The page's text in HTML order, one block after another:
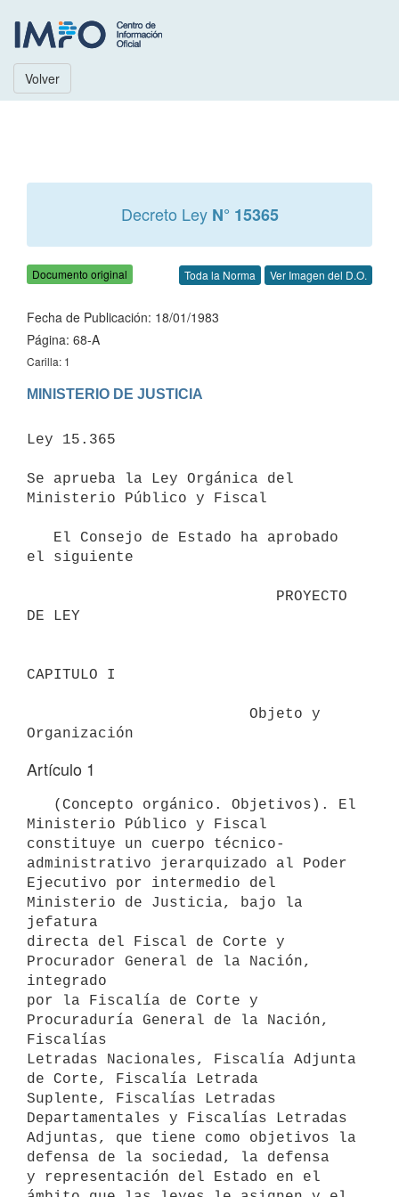
Volver
Decreto Ley N° 15365
Documento original Toda la Norma Ver Imagen del D.O.
Fecha de Publicación: 18/01/1983
Página: 68-A
Carilla: 1
MINISTERIO DE JUSTICIA
Ley 15.365
Se aprueba la Ley Orgánica del
Ministerio Público y Fiscal
el siguiente
DE LEY
CAPITULO I
Organización
Artículo 1
Ministerio Público y Fiscal
constituye un cuerpo técnico-
administrativo jerarquizado al Poder
Ejecutivo por intermedio del
Ministerio de Justicia, bajo la
jefatura
directa del Fiscal de Corte y
Procurador General de la Nación,
integrado
por la Fiscalía de Corte y
Procuraduría General de la Nación,
Fiscalías
Letradas Nacionales, Fiscalía Adjunta
de Corte, Fiscalía Letrada
Suplente, Fiscalías Letradas
Departamentales y Fiscalías Letradas
Adjuntas, que tiene como objetivos la
defensa de la sociedad, la defensa
y representación del Estado en el